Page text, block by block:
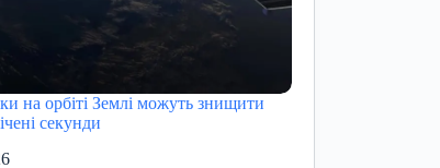
на орбіті Землі можуть знищити
секунди